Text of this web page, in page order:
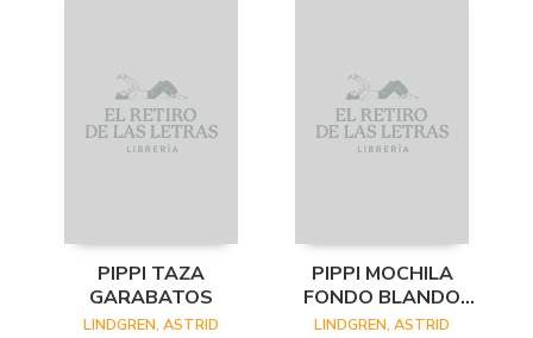
PIPPI TAZA
GARABATOS
LINDGREN, ASTRID
PIPPI MOCHILA
FONDO BLANDO
CON TOPOS
LINDGREN, ASTRID